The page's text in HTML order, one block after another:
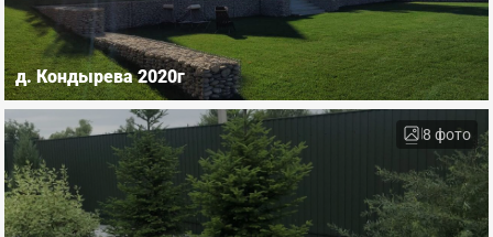
д. Кондырева 2020г
8 фото